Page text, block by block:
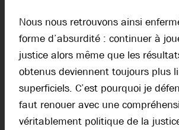
Nous nous retrouvons ainsi
forme d’absurdité : continuer à
justice alors même que les
obtenus deviennent toujours plus
superficiels. C’est pourquoi je
faut renouer avec une
véritablement politique de la